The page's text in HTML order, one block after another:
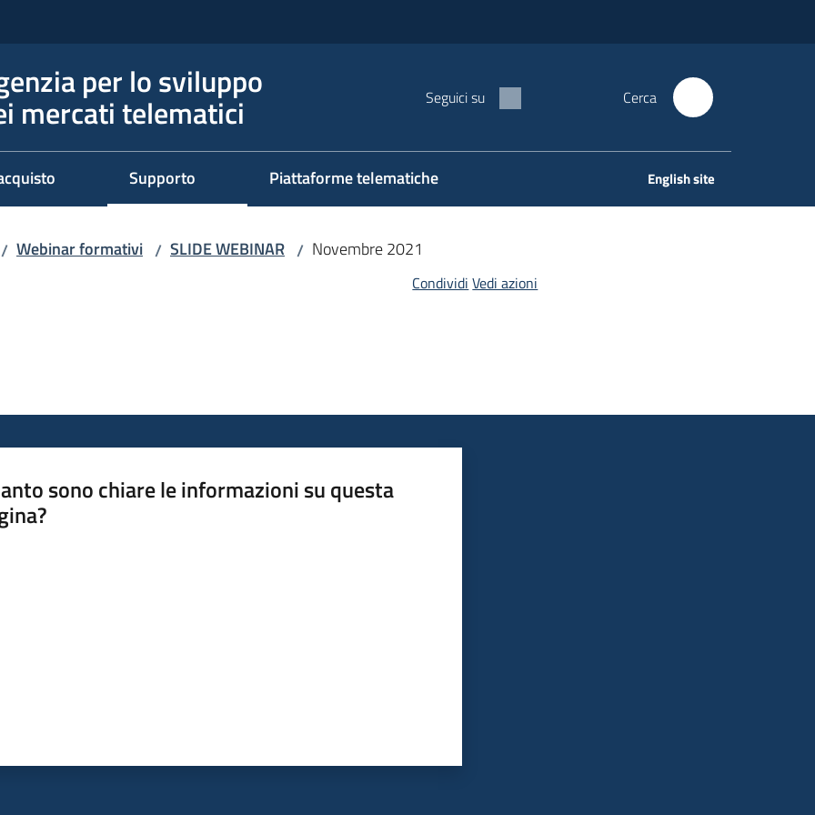
per lo sviluppo
mercati telematici Seguici su Cerca
Supporto Piattaforme telematiche English site
/ Webinar formativi / SLIDE WEBINAR / Novembre 2021
Condividi Vedi azioni
sono chiare le informazioni su questa